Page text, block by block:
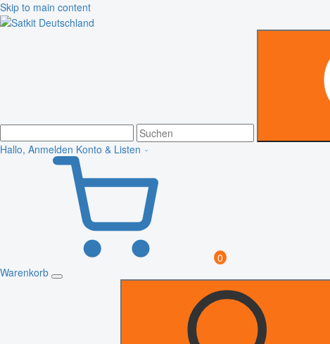
Skip to main content
Hallo, Anmelden Konto & Listen
0
Warenkorb